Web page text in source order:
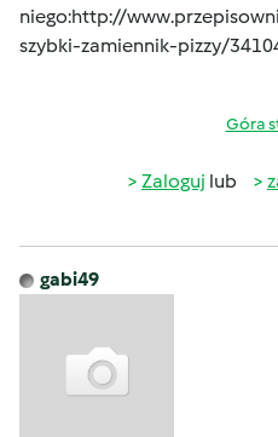
niego:http://
szybki-zamiennik-pizzy/
Góra
Zaloguj lub
gabi49